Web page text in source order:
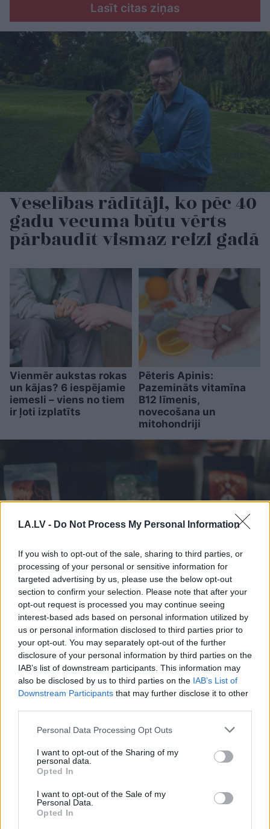
LA.LV - Do Not Process My Personal Information
If you wish to opt-out of the sale, sharing to third parties, or
processing of your personal or sensitive information for
targeted advertising by us, please use the below opt-out
section to confirm your selection. Please note that after your
opt-out request is processed you may continue seeing
interest-based ads based on personal information utilized by
us or personal information disclosed to third parties prior to
your opt-out. You may separately opt-out of the further
disclosure of your personal information by third parties on the
IAB’s list of downstream participants. This information may
also be disclosed by us to third parties on the IAB’s List of
Downstream Participants that may further disclose it to other
Please note that this website/app uses one or more Google
not limited to your visit or usage behaviour. You may click to
grant or deny consent to Google and its third-party tags to
use your data for below specified purposes in below Google
consent section.
Personal Data Processing Opt Outs
I want to opt-out of the Sharing of my
personal data.
Opted In
I want to opt-out of the Sale of my
Personal Data.
Opted In
Lasīt citas ziņas
Veselības rādītāji, ko pēc 40
gadu vecuma būtu vērts
pārbaudīt vismaz reizi gadā
Vienmēr aukstas rokas
un kājas? 6 iespējamie
iemesli – viens no tiem
ir ļoti izplatīts
Pēteris Apinis:
Pazemināts vitamīna
B12 līmenis,
novecošana un
mitohondriji
Speciālisti nosauc laikus,
kad kafiju labāk nedzert –
tā var negatīvi ietekmēt
tavu ķermeni
LASĪTĀKIE
Nosaukti nāvējošākie automobiļi uz
ceļiem: turam īkšķus, lai neatrodi sarakstā
savu auto
Kasnotiek, kad aizveras guļamistabas
pusi